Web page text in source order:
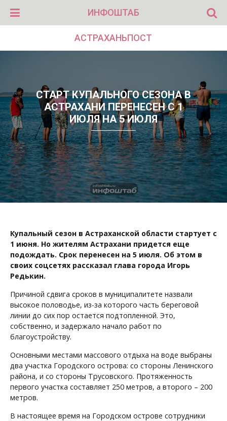
ИНФОШТАБ
АСТРАХАНЬПОСТ
СТАРТ КУПАЛЬНОГО СЕЗОНА В
АСТРАХАНИ ПЕРЕНЕСЕН С 1
ИЮЛЯ НА 5 ИЮЛЯ
Купальный сезон в Астраханской области стартует с
1 июня. Но жителям Астрахани придется еще
подождать. Срок перенесен на 5 июля. Об этом в
своих соцсетях рассказал глава города Игорь
Редькин.
Причиной сдвига сроков в муниципалитете назвали
высокое половодье, из-за которого часть береговой
линии до сих пор остается подтопленной. Это,
собственно, и задержало начало работ по
благоустройству.
Основными местами массового отдыха на воде выбраны
два участка Городского острова: со стороны Ленинского
района, и со стороны Трусовского. Протяженность
первого участка составляет 250 метров, а второго – 200
метров.
В настоящее время на Городском острове сотрудники